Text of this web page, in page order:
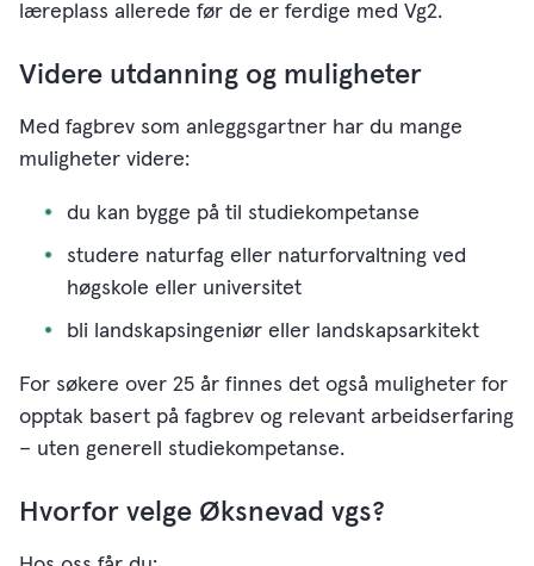
læreplass allerede før de er ferdige med Vg2.
Videre utdanning og muligheter
Med fagbrev som anleggsgartner har du mange
muligheter videre:
du kan bygge på til studiekompetanse
studere naturfag eller naturforvaltning ved
høgskole eller universitet
bli landskapsingeniør eller landskapsarkitekt
For søkere over 25 år finnes det også muligheter for
opptak basert på fagbrev og relevant arbeidserfaring
– uten generell studiekompetanse.
Hvorfor velge Øksnevad vgs?